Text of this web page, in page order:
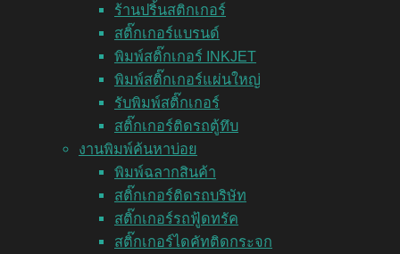
ร้านปริ้นสติกเกอร์
สติ๊กเกอร์แบรนด์
พิมพ์สติ๊กเกอร์ INKJET
พิมพ์สติ๊กเกอร์แผ่นใหญ่
รับพิมพ์สติ๊กเกอร์
สติ๊กเกอร์ติดรถตู้ทึบ
งานพิมพ์ค้นหาบ่อย
พิมพ์ฉลากสินค้า
สติ๊กเกอร์ติดรถบริษัท
สติ๊กเกอร์รถฟู้ดทรัค
สติ๊กเกอร์ไดคัทติดกระจก